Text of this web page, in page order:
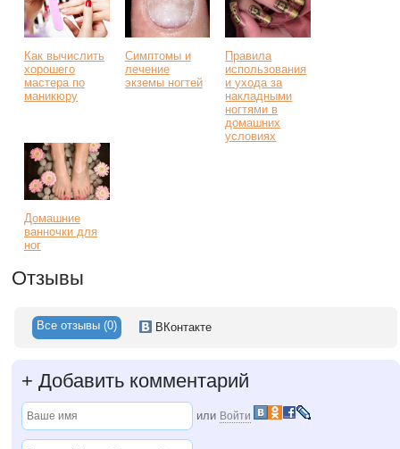
Как вычислить
хорошего
мастера по
маникюру
Симптомы и
лечение
экземы ногтей
Правила
использования
и ухода за
накладными
ногтями в
домашних
условиях
Домашние
ванночки для
ног
Отзывы
Все отзывы (0) ВКонтакте
+ Добавить комментарий
или Войти